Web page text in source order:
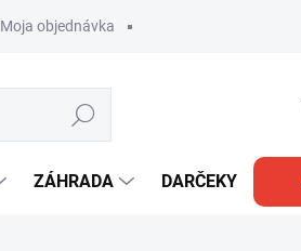
Moja objednávka
Hľadať
ZÁHRADA DARČEKY